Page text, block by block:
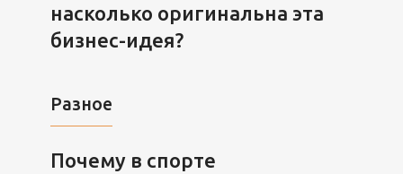
насколько оригинальна эта
бизнес-идея?
Разное
Почему в спорте